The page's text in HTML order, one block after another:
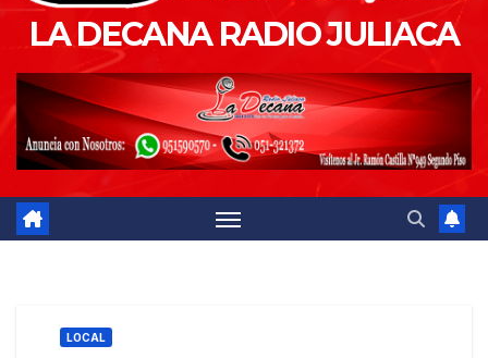
LA DECANA RADIO JULIACA
LOCAL